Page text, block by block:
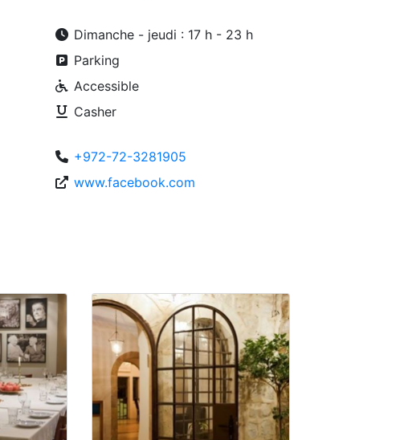
Dimanche - jeudi : 17 h - 23 h
Parking
Accessible
Casher
+972-72-3281905
www.facebook.com